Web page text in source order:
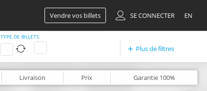
Vendre vos billets SE CONNECTER EN
TYPE DE BILLETS
Plus de filtres
Livraison Prix Garantie 100%